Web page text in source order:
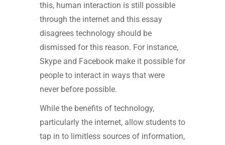
this, human interaction is still possible
through the internet and this essay
disagrees technology should be
dismissed for this reason. For instance,
Skype and Facebook make it possible for
people to interact in ways that were
never before possible.
While the benefits of technology,
particularly the internet, allow students to
tap in to limitless sources of information,